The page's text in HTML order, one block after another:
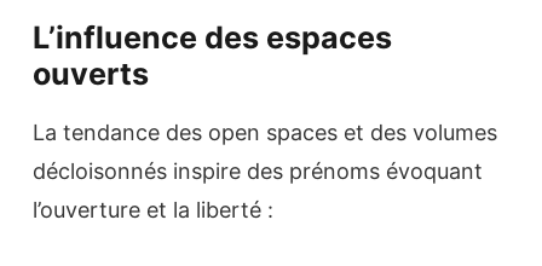
L’influence des espaces
ouverts
La tendance des open spaces et des volumes
décloisonnés inspire des prénoms évoquant
l’ouverture et la liberté :